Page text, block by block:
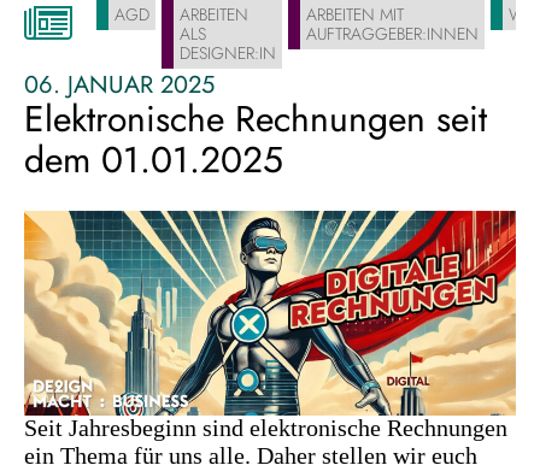
06. JANUAR 2025
Elektronische Rechnungen seit
dem 01.01.2025
AGD
ARBEITEN
ALS
DESIGNER:IN
ARBEITEN MIT
AUFTRAGGEBER:INNEN
Seit Jahresbeginn sind elektronische Rechnungen
ein Thema für uns alle. Daher stellen wir euch